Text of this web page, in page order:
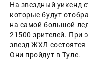
На звездный уикенд
которые будут
на самой большой
21500 зрителей.
звезд ЖХЛ состоятся
Они пройдут в Туле.